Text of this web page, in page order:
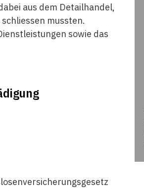
aus dem Detailhandel,
mussten.
sowie das